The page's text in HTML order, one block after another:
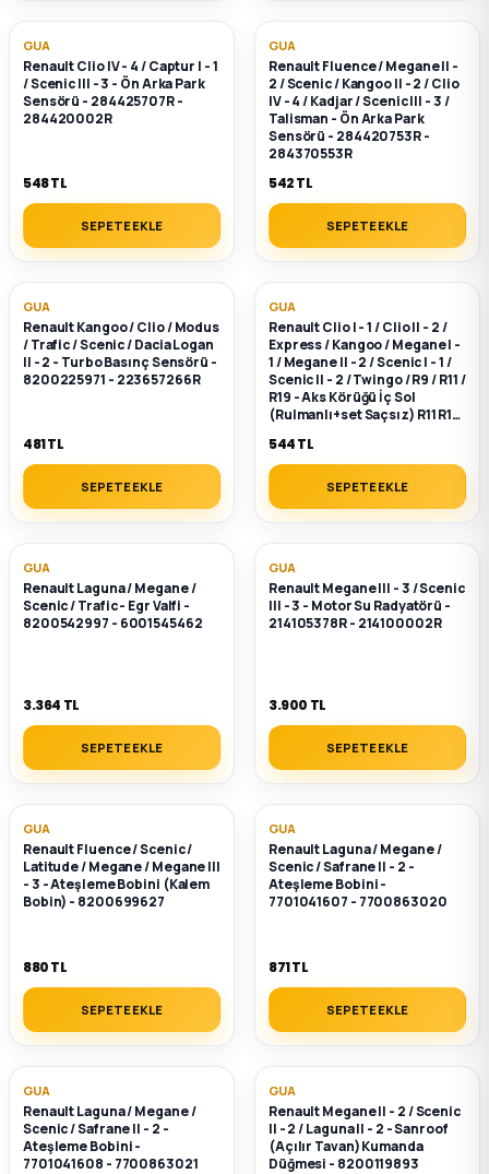
GUA
Renault Clio IV - 4 / Captur I - 1
/ Scenic III - 3 - Ön Arka Park
Sensörü - 284425707R -
284420002R
548 TL
SEPETE EKLE
GUA
Renault Fluence / Megane II -
2 / Scenic / Kangoo II - 2 / Clio
IV - 4 / Kadjar / Scenic III - 3 /
Talisman - Ön Arka Park
Sensörü - 284420753R -
284370553R
542 TL
SEPETE EKLE
GUA
Renault Kangoo / Clio / Modus
/ Trafic / Scenic / Dacia Logan
II - 2 - Turbo Basınç Sensörü -
8200225971 - 223657266R
481 TL
SEPETE EKLE
GUA
Renault Clio I - 1 / Clio II - 2 /
Express / Kangoo / Megane I -
1 / Megane II - 2 / Scenic I - 1 /
Scenic II - 2 / Twingo / R9 / R11 /
R19 - Aks Körüğü İç Sol
(Rulmanlı+set Saçsız) R11 R19
544 TL
SEPETE EKLE
GUA
Renault Laguna / Megane /
Scenic / Trafic - Egr Valfi -
8200542997 - 6001545462
3.364 TL
SEPETE EKLE
GUA
Renault Megane III - 3 / Scenic
III - 3 - Motor Su Radyatörü -
214105378R - 214100002R
3.900 TL
SEPETE EKLE
GUA
Renault Fluence / Scenic /
Latitude / Megane / Megane III
- 3 - Ateşleme Bobini (Kalem
Bobin) - 8200699627
880 TL
SEPETE EKLE
GUA
Renault Laguna / Megane /
Scenic / Safrane II - 2 -
Ateşleme Bobini -
7701041607 - 7700863020
871 TL
SEPETE EKLE
GUA
Renault Laguna / Megane /
Scenic / Safrane II - 2 -
Ateşleme Bobini -
7701041608 - 7700863021
GUA
Renault Megane II - 2 / Scenic
II - 2 / Laguna II - 2 - Sanroof
(Açılır Tavan) Kumanda
Düğmesi - 8200119893